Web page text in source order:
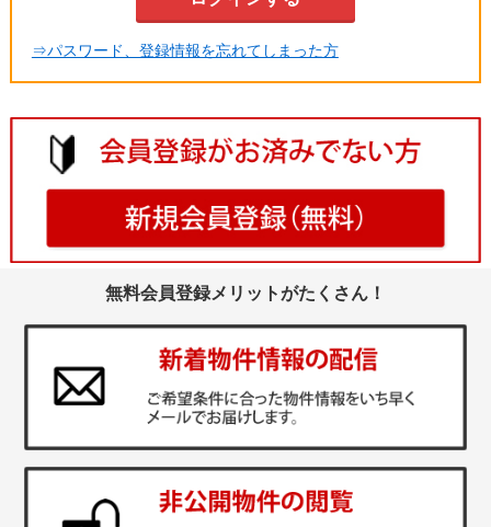
⇒パスワード、登録情報を忘れてしまった方
無料会員登録メリットがたくさん！